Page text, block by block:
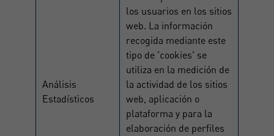
Análisis
Estadísticos
los usuarios en los sitios
web. La información
recogida mediante este
tipo de 'cookies' se
utiliza en la medición de
la actividad de los sitios
web, aplicación o
plataforma y para la
elaboración de perfiles